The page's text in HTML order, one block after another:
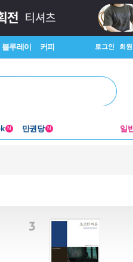
블루레이 커피 로그인 회
N 만권당 N 일